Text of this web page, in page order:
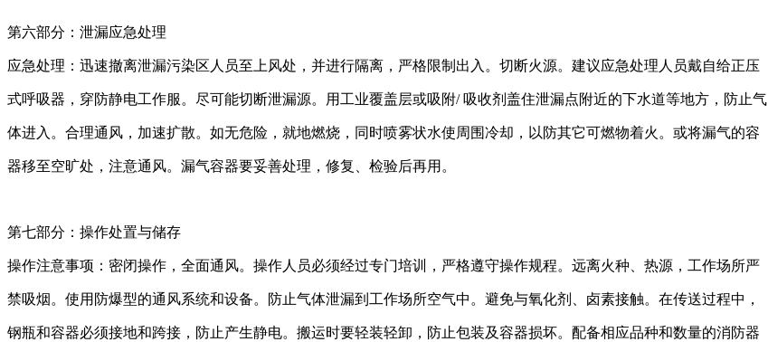
第六部分：泄漏应急处理
应急处理：迅速撤离泄漏污染区人员至上风处，并进行隔离，严格限制出入。切断火源。建议应急处理人员戴自给正压
式呼吸器，穿防静电工作服。尽可能切断泄漏源。用工业覆盖层或吸附/ 吸收剂盖住泄漏点附近的下水道等地方，防止气
体进入。合理通风，加速扩散。如无危险，就地燃烧，同时喷雾状水使周围冷却，以防其它可燃物着火。或将漏气的容
器移至空旷处，注意通风。漏气容器要妥善处理，修复、检验后再用。
第七部分：操作处置与储存
操作注意事项：密闭操作，全面通风。操作人员必须经过专门培训，严格遵守操作规程。远离火种、热源，工作场所严
禁吸烟。使用防爆型的通风系统和设备。防止气体泄漏到工作场所空气中。避免与氧化剂、卤素接触。在传送过程中，
钢瓶和容器必须接地和跨接，防止产生静电。搬运时要轻装轻卸，防止包装及容器损坏。配备相应品种和数量的消防器